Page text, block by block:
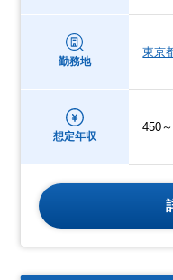
勤務地
東京
想定年収
450